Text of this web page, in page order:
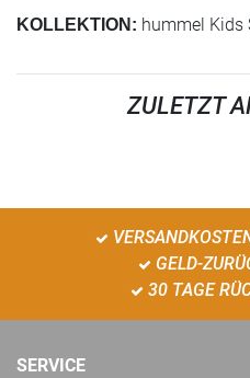
KOLLEKTION: hummel Kids
ZULETZT
GELD-
30 TAGE
SERVICE